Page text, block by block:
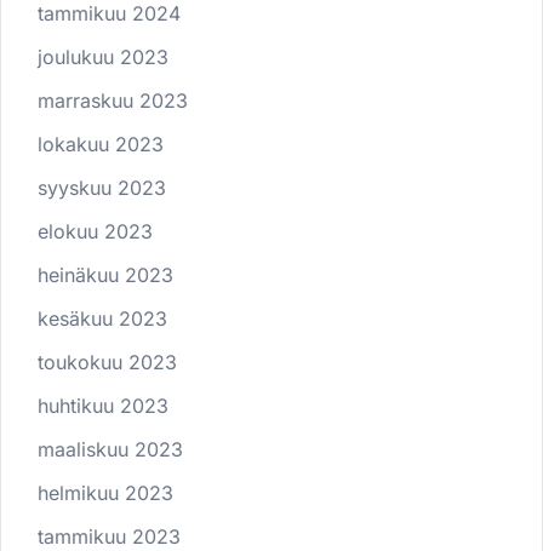
tammikuu 2024
joulukuu 2023
marraskuu 2023
lokakuu 2023
syyskuu 2023
elokuu 2023
heinäkuu 2023
kesäkuu 2023
toukokuu 2023
huhtikuu 2023
maaliskuu 2023
helmikuu 2023
tammikuu 2023